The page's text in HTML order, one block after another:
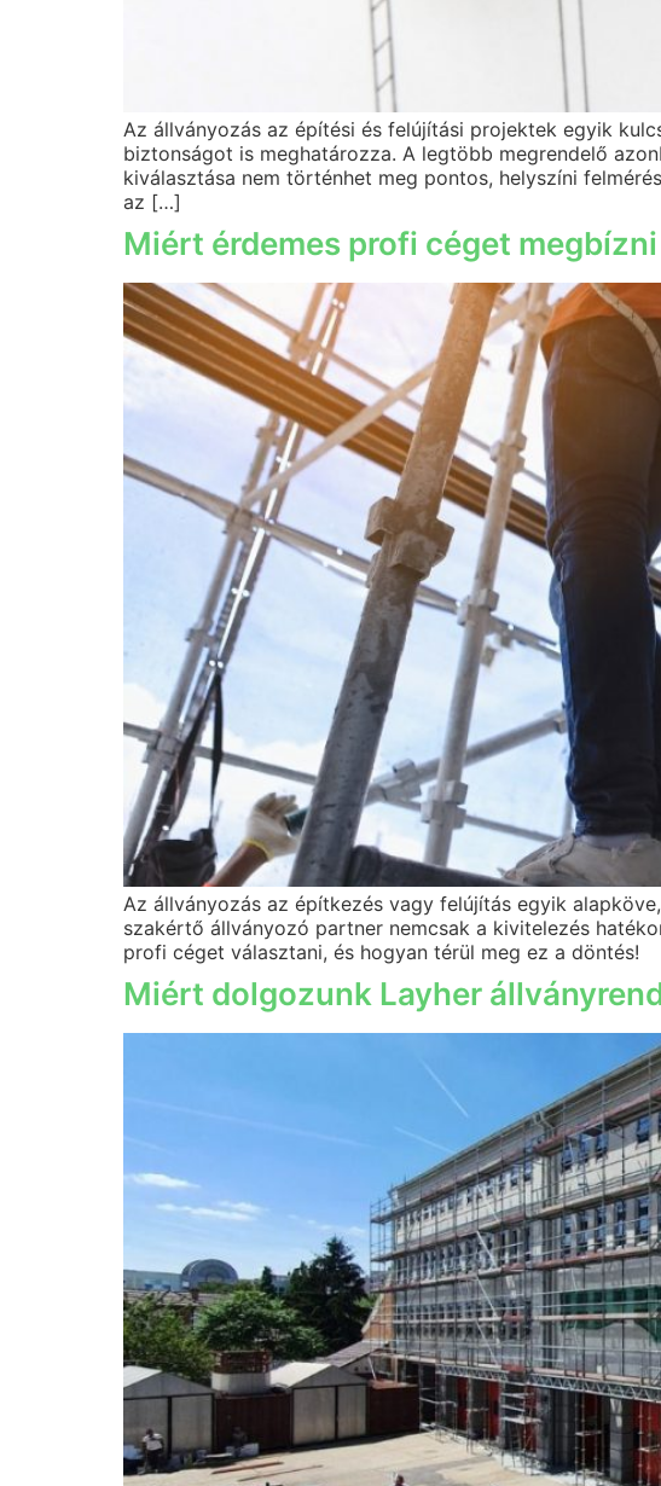
Az állványozás az építési és felújítási projektek egyik
biztonságot is meghatározza. A legtöbb megrendelő
kiválasztása nem történhet meg pontos, helyszíni
az […]
Miért érdemes profi céget
Az állványozás az építkezés vagy felújítás egyik
szakértő állványozó partner nemcsak a kivitelezés
profi céget választani, és hogyan térül meg ez a
Miért dolgozunk Layher